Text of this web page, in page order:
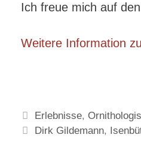
Ich freue mich auf
Weitere Information
Kategorien
Erlebnisse,
Schlagwörter
Dirk Gildemann,